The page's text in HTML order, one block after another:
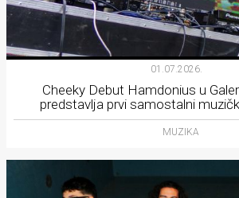
01.07.2026.
Cheeky Debut Hamdonius u
predstavlja prvi samostalni
MUZIKA